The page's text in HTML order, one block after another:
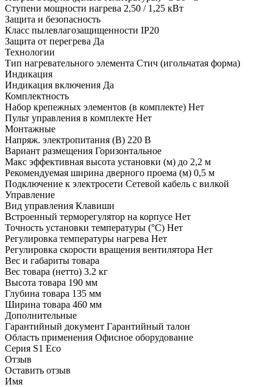
Ступени мощности нагрева 2,50 / 1,25 кВт
Защита и безопасность
Класс пылевлагозащищенности IP20
Защита от перегрева Да
Технологии
Тип нагревательного элемента Стич (игольчатая форма)
Индикация
Индикация включения Да
Комплектность
Набор крепежных элементов (в комплекте) Нет
Пульт управления в комплекте Нет
Монтажные
Напряж. электропитания (В) 220 В
Вариант размещения Горизонтальное
Макс эффективная высота установки (м) до 2,2 м
Рекомендуемая ширина дверного проема (м) 0,5 м
Подключение к электросети Сетевой кабель с вилкой
Управление
Вид управления Клавиши
Встроенный терморегулятор на корпусе Нет
Точность установки температуры (°С) Нет
Регулировка температуры нагрева Нет
Регулировка скорости вращения вентилятора Нет
Вес и габариты товара
Вес товара (нетто) 3.2 кг
Высота товара 190 мм
Глубина товара 135 мм
Ширина товара 460 мм
Дополнительные
Гарантийный документ Гарантийный талон
Область применения Офисное оборудование
Серия S1 Eco
Отзыв
Оставить отзыв
Имя